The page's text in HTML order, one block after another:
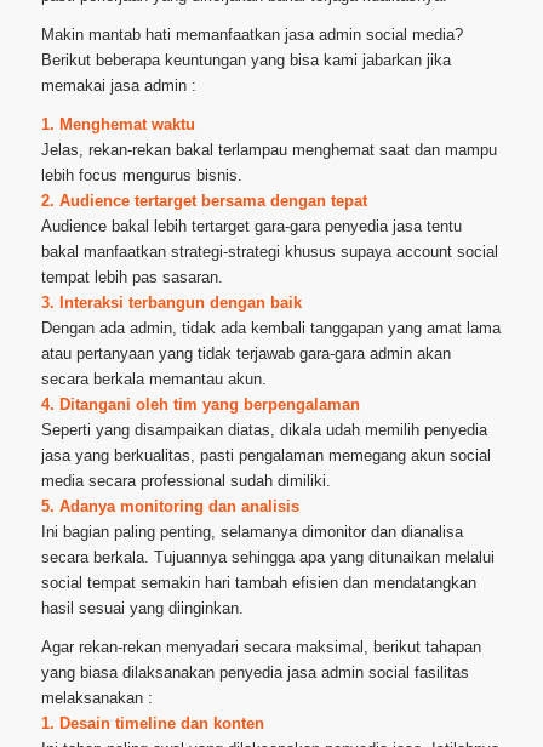
Makin mantab hati memanfaatkan jasa admin social media?
Berikut beberapa keuntungan yang bisa kami jabarkan jika
memakai jasa admin :
1. Menghemat waktu
Jelas, rekan-rekan bakal terlampau menghemat saat dan mampu
lebih focus mengurus bisnis.
2. Audience tertarget bersama dengan tepat
Audience bakal lebih tertarget gara-gara penyedia jasa tentu
bakal manfaatkan strategi-strategi khusus supaya account social
tempat lebih pas sasaran.
3. Interaksi terbangun dengan baik
Dengan ada admin, tidak ada kembali tanggapan yang amat lama
atau pertanyaan yang tidak terjawab gara-gara admin akan
secara berkala memantau akun.
4. Ditangani oleh tim yang berpengalaman
Seperti yang disampaikan diatas, dikala udah memilih penyedia
jasa yang berkualitas, pasti pengalaman memegang akun social
media secara professional sudah dimiliki.
5. Adanya monitoring dan analisis
Ini bagian paling penting, selamanya dimonitor dan dianalisa
secara berkala. Tujuannya sehingga apa yang ditunaikan melalui
social tempat semakin hari tambah efisien dan mendatangkan
hasil sesuai yang diinginkan.
Agar rekan-rekan menyadari secara maksimal, berikut tahapan
yang biasa dilaksanakan penyedia jasa admin social fasilitas
melaksanakan :
1. Desain timeline dan konten